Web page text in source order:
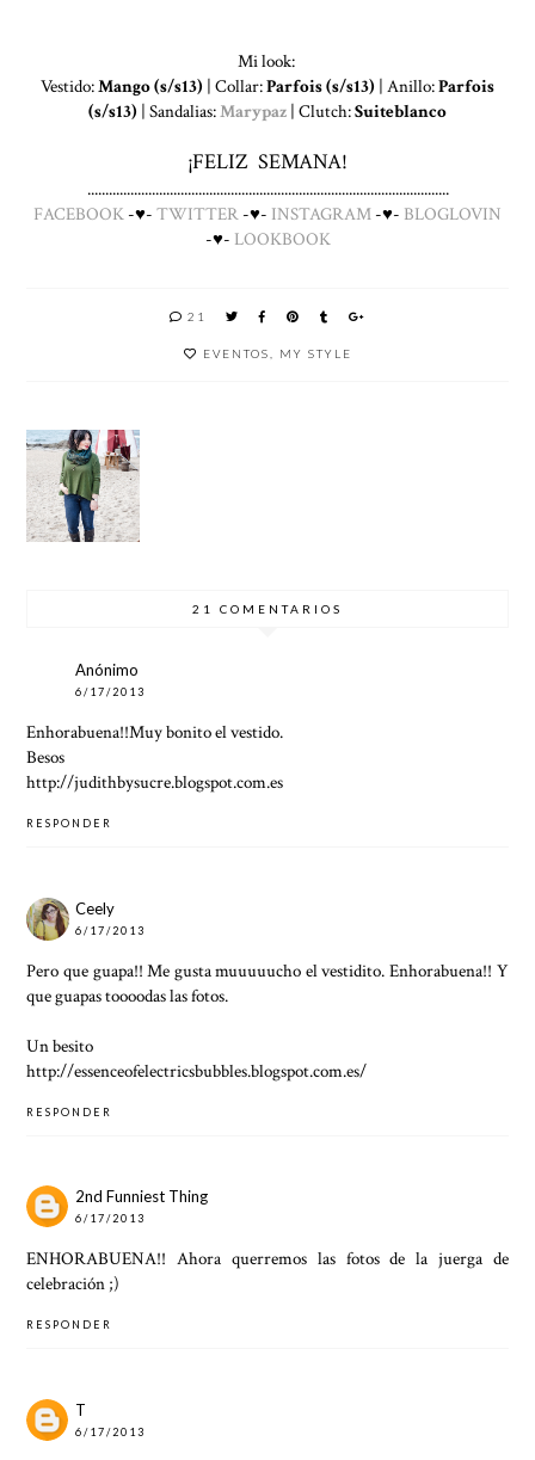
Mi look:
Vestido:Mango (s/s13) | Collar:Parfois (s/s13) | Anillo:Parfois
(s/s13) | Sandalias:Marypaz | Clutch:Suiteblanco
¡FELIZ SEMANA!
.....................................................................................................
FACEBOOK -♥- TWITTER -♥- INSTAGRAM -♥- BLOGLOVIN
-♥- LOOKBOOK
21
EVENTOS MY STYLE
6
LOOKS
CON
BOTAS
DE
AGUA
21 COMENTARIOS
Anónimo
6/17/2013
Enhorabuena!!Muy bonito el vestido.
Besos
http://judithbysucre.blogspot.com.es
RESPONDER
Ceely
6/17/2013
Pero que guapa!! Me gusta muuuuucho el vestidito. Enhorabuena!! Y
que guapas toooodas las fotos.
Un besito
http://essenceofelectricsbubbles.blogspot.com.es/
RESPONDER
2nd Funniest Thing
6/17/2013
ENHORABUENA!! Ahora querremos las fotos de la juerga de
celebración ;)
RESPONDER
T
6/17/2013